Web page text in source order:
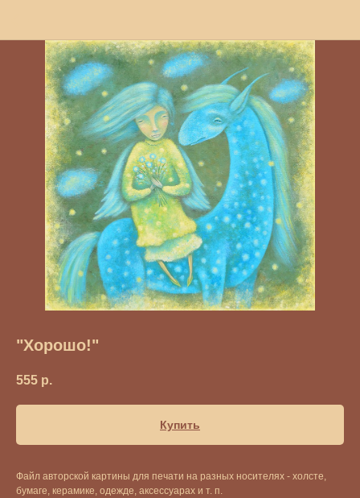
"Хорошо!"
555 р.
Купить
Файл авторской картины для печати на разных носителях - холсте,
бумаге, керамике, одежде, аксессуарах и т. п.